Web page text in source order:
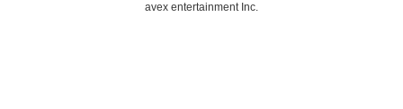
avex entertainment Inc.